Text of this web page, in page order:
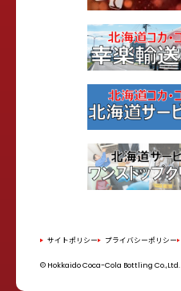
サイトポリシー プライバシーポリシー
© Hokkaido Coca-Cola Bottling Co.,Ltd.